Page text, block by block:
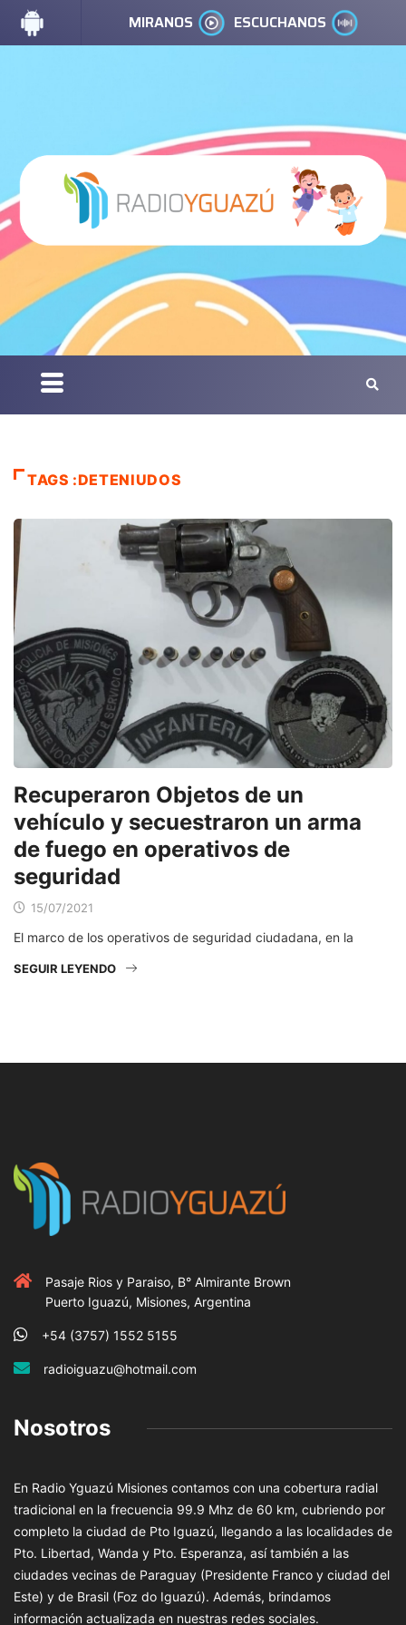
MIRANOS ESCUCHANOS
TAGS :DETENIUDOS
Recuperaron Objetos de un
vehículo y secuestraron un arma
de fuego en operativos de
seguridad
15/07/2021
El marco de los operativos de seguridad ciudadana, en la
SEGUIR LEYENDO
Pasaje Rios y Paraiso, B° Almirante Brown
Puerto Iguazú, Misiones, Argentina
+54 (3757) 1552 5155
radioiguazu@hotmail.com
Nosotros
En Radio Yguazú Misiones contamos con una cobertura radial
tradicional en la frecuencia 99.9 Mhz de 60 km, cubriendo por
completo la ciudad de Pto Iguazú, llegando a las localidades de
Pto. Libertad, Wanda y Pto. Esperanza, así también a las
ciudades vecinas de Paraguay (Presidente Franco y ciudad del
Este) y de Brasil (Foz do Iguazú). Además, brindamos
información actualizada en nuestras redes sociales.